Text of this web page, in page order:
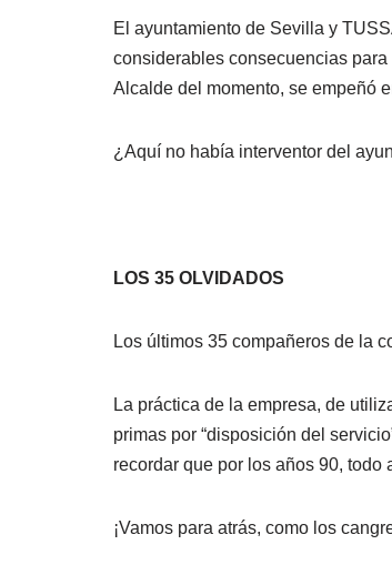
El ayuntamiento de Sevilla y
considerables consecuencias
Alcalde del momento, se empeñó
¿Aquí no había interventor del
LOS 35 OLVIDADOS
Los últimos 35 compañeros de la
La práctica de la empresa, de
primas por “disposición del
recordar que por los años 90,
¡Vamos para atrás, como los